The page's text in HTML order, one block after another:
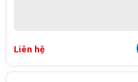
Liên hệ